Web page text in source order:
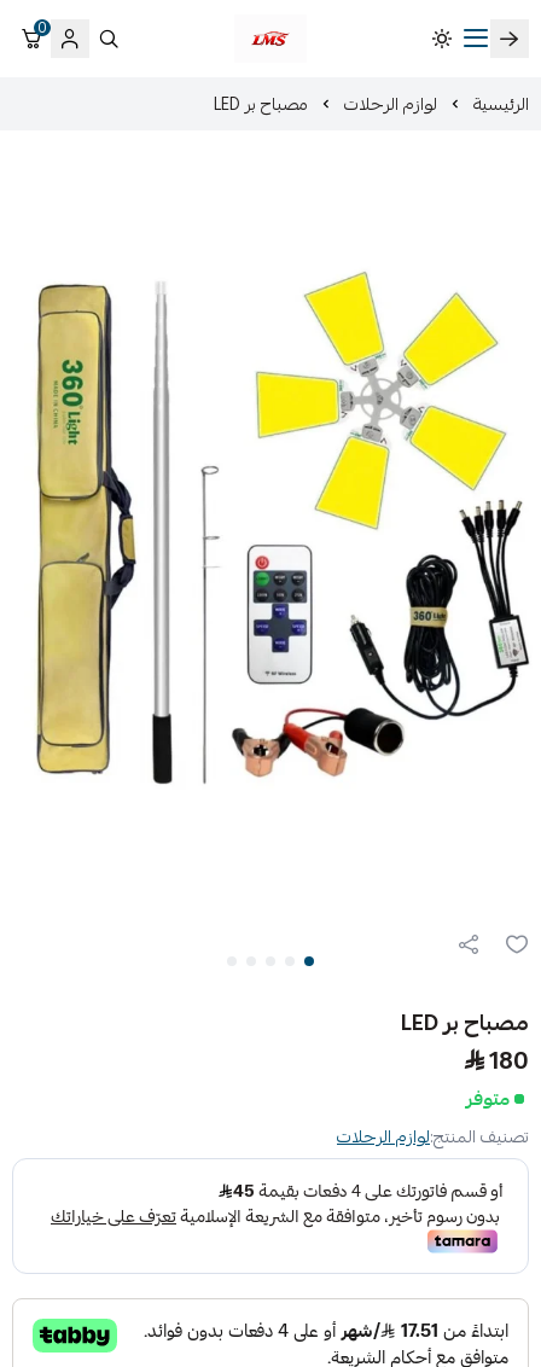
متجر لمسات الشرقية لزينة سيارات LMS
0
الرئيسية لوازم الرحلات مصباح بر LED
مصباح بر LED
180
متوفر
تصنيف المنتج:لوازم الرحلات